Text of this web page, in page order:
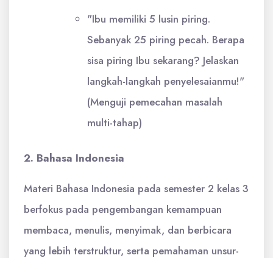
"Ibu memiliki 5 lusin piring.
Sebanyak 25 piring pecah. Berapa
sisa piring Ibu sekarang? Jelaskan
langkah-langkah penyelesaianmu!"
(Menguji pemecahan masalah
multi-tahap)
2. Bahasa Indonesia
Materi Bahasa Indonesia pada semester 2 kelas 3
berfokus pada pengembangan kemampuan
membaca, menulis, menyimak, dan berbicara
yang lebih terstruktur, serta pemahaman unsur-